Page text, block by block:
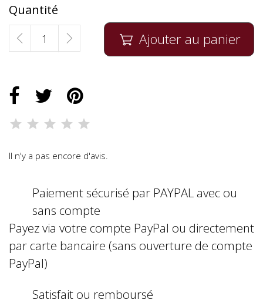
Quantité
 Ajouter au panier
Il n'y a pas encore d'avis.
Paiement sécurisé par PAYPAL avec ou
sans compte
Payez via votre compte PayPal ou directement
par carte bancaire (sans ouverture de compte
PayPal)
Satisfait ou remboursé